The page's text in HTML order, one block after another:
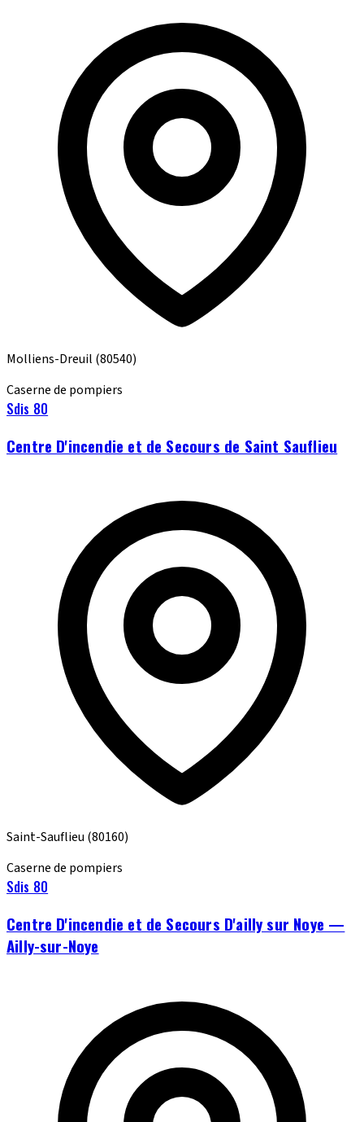
Molliens-Dreuil (80540)
Caserne de pompiers
Sdis 80
Centre D'incendie et de Secours de Saint Sauflieu
Saint-Sauflieu (80160)
Caserne de pompiers
Sdis 80
Centre D'incendie et de Secours D'ailly sur Noye —
Ailly-sur-Noye